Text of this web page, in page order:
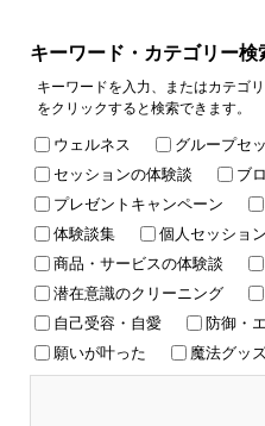
キーワード・カテゴリー検
キーワードを入力、またはカテゴ
をクリックすると検索できます。
ウェルネス
グループセ
セッションの体験談
ブ
プレゼントキャンペーン
体験談集
個人セッション
商品・サービスの体験談
潜在意識のクリーニング
自己受容・自愛
防御・
願いが叶った
魔法グッ